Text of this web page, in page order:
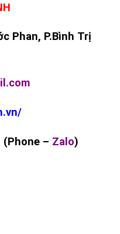
Phan, P.Bình Trị
(Phone – Zalo)